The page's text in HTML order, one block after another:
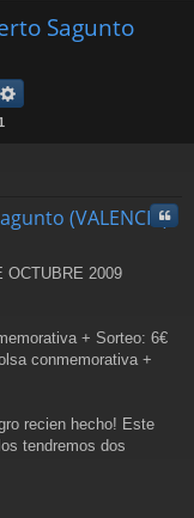
Sagunto
(VALENCIA)Citar
OCTUBRE 2009
+ Sorteo: 6€
conmemorativa +
recien hecho! Este
tendremos dos